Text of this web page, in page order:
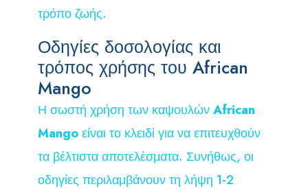
τρόπο ζωής.
Οδηγίες δοσολογίας και
τρόπος χρήσης του African
Mango
Η σωστή χρήση των καψουλώνAfrican
Mangoείναι το κλειδί για να επιτευχθούν
τα βέλτιστα αποτελέσματα. Συνήθως, οι
οδηγίες περιλαμβάνουν τη λήψη 1-2